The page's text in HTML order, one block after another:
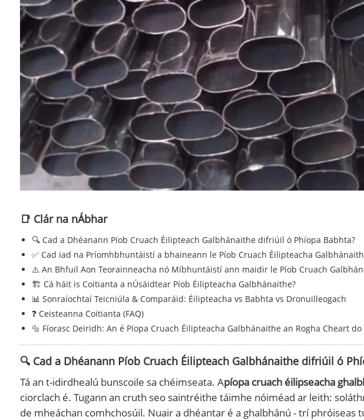
📑 Clár na nÁbhar
🔍 Cad a Dhéanann Píob Cruach Éilipteach Galbhánaithe difriúil ó Phíopa Babhta?
✅ Cad iad na Príomhbhuntáistí a bhaineann le Píob Cruach Éilipteacha
⚠️ An Bhfuil Aon Teorainneacha nó Míbhuntáistí ann maidir le Píob Cruach
🏗️ Cá háit is Coitianta a nÚsáidtear Píob Éilipteacha Galbhánaithe?
📊 Sonraíochtaí Teicniúla & Comparáid: Éilipteacha vs Babhta vs Dronuilleogach
❓ Ceisteanna Coitianta (FAQ)
🔩 Fíorasc Deiridh: An é Píopa Cruach Éilipteacha Galbhánaithe an Rogha Cheart
🔍 Cad a Dhéanann Píob Cruach Éilipteach Galbhánaithe difriúil ó
Tá an t-idirdhealú bunscoile sa chéimseata. Apíopa cruach éilipseacha
ciorclach é. Tugann an cruth seo saintréithe táimhe nóiméad ar leith:
de mheáchan comhchosúil. Nuair a dhéantar é a ghalbhánú - trí